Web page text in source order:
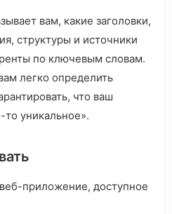
вам, какие заголовки,
структуры и источники
по ключевым словам.
легко определить
что ваш
то уникальное».
приложение, доступное